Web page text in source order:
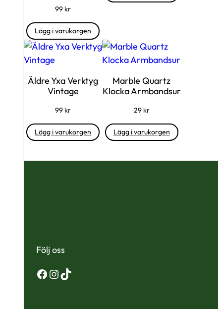
99 kr
Lägg i varukorgen
Äldre Yxa Verktyg
Vintage
99 kr
Lägg i varukorgen
Marble Quartz
Klocka Armbandsur
29 kr
Lägg i varukorgen
Följ oss
Facebook
Instagram
TikTok